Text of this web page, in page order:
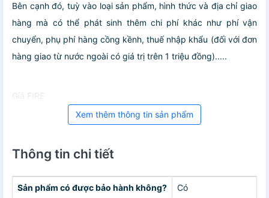
Bên cạnh đó, tuỳ vào loại sản phẩm, hình thức và địa chỉ giao
hàng mà có thể phát sinh thêm chi phí khác như phí vận
chuyển, phụ phí hàng cồng kềnh, thuế nhập khẩu (đối với đơn
hàng giao từ nước ngoài có giá trị trên 1 triệu đồng).....
Giá FIRE
Xem thêm thông tin sản phẩm
Thông tin chi tiết
Sản phẩm có được bảo hành không? Có